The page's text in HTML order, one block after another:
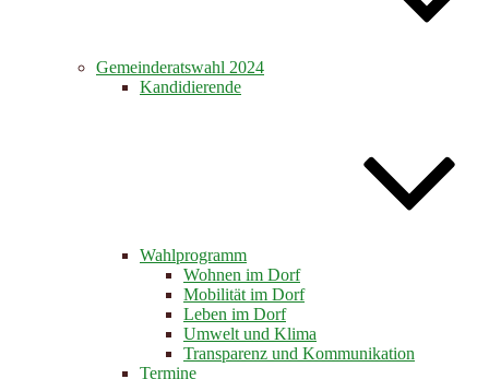
Gemeinderatswahl 2024
Kandidierende
Wahlprogramm
Wohnen im Dorf
Mobilität im Dorf
Leben im Dorf
Umwelt und Klima
Transparenz und Kommunikation
Termine